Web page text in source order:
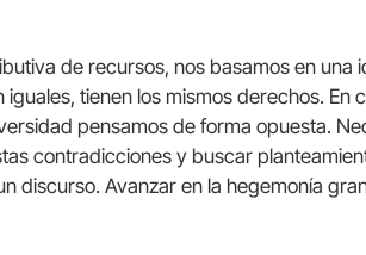
de recursos, nos basamos en una
tienen los mismos derechos. En
pensamos de forma opuesta.
contradicciones y buscar
discurso. Avanzar en la hegemonía